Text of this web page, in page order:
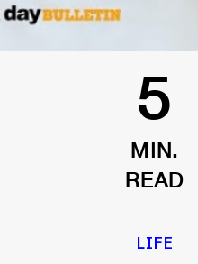
5
MIN.
READ
LIFE